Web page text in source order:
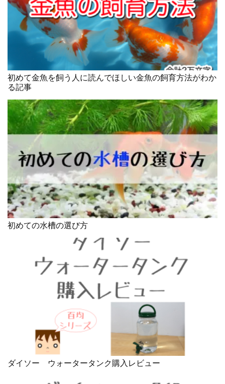
初めて金魚を飼う人に読んでほしい金魚の飼育方法がわか
る記事
初めての水槽の選び方
ダイソー ウォータータンク購入レビュー